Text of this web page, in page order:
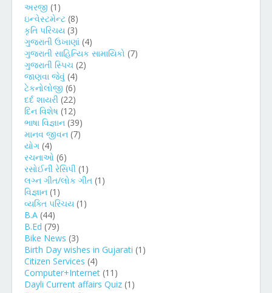
અરજી (1)
ઇન્વેસ્ટમેન્ટ (8)
કૃતિ પરિચય (3)
ગુજરાતી ઉખાણાં (4)
ગુજરાતી સાહિત્યિક સામાયિકો (7)
ગુજરાતી સ્પિચ (2)
જાણવા જેવું (4)
ટેકનોલોજી (6)
દર્દ શાયરી (22)
દિન વિશેષ (12)
ભાષા વિજ્ઞાન (39)
માનવ જીવન (7)
યોગ (4)
રચનાઓ (6)
રસોઈની રેસિપી (1)
લગ્ન ગીત/લોક ગીત (1)
વિજ્ઞાન (1)
વ્યક્તિ પરિચય (1)
B.A (44)
B.Ed (79)
Bike News (3)
Birth Day wishes in Gujarati (1)
Citizen Services (4)
Computer+Internet (11)
Dayli Current affairs Quiz (1)